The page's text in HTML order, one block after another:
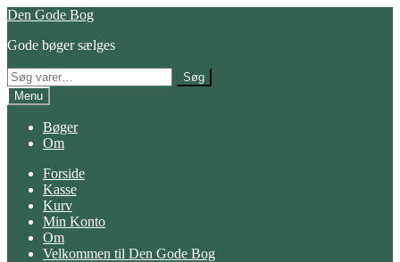
Spring
navigation
Spring
indhold
Den Gode Bog
Gode bøger sælges
Søg
efter:
Søg
Menu
Bøger
Om
Forside
Kasse
Kurv
Min Konto
Om
Velkommen til Den Gode Bog